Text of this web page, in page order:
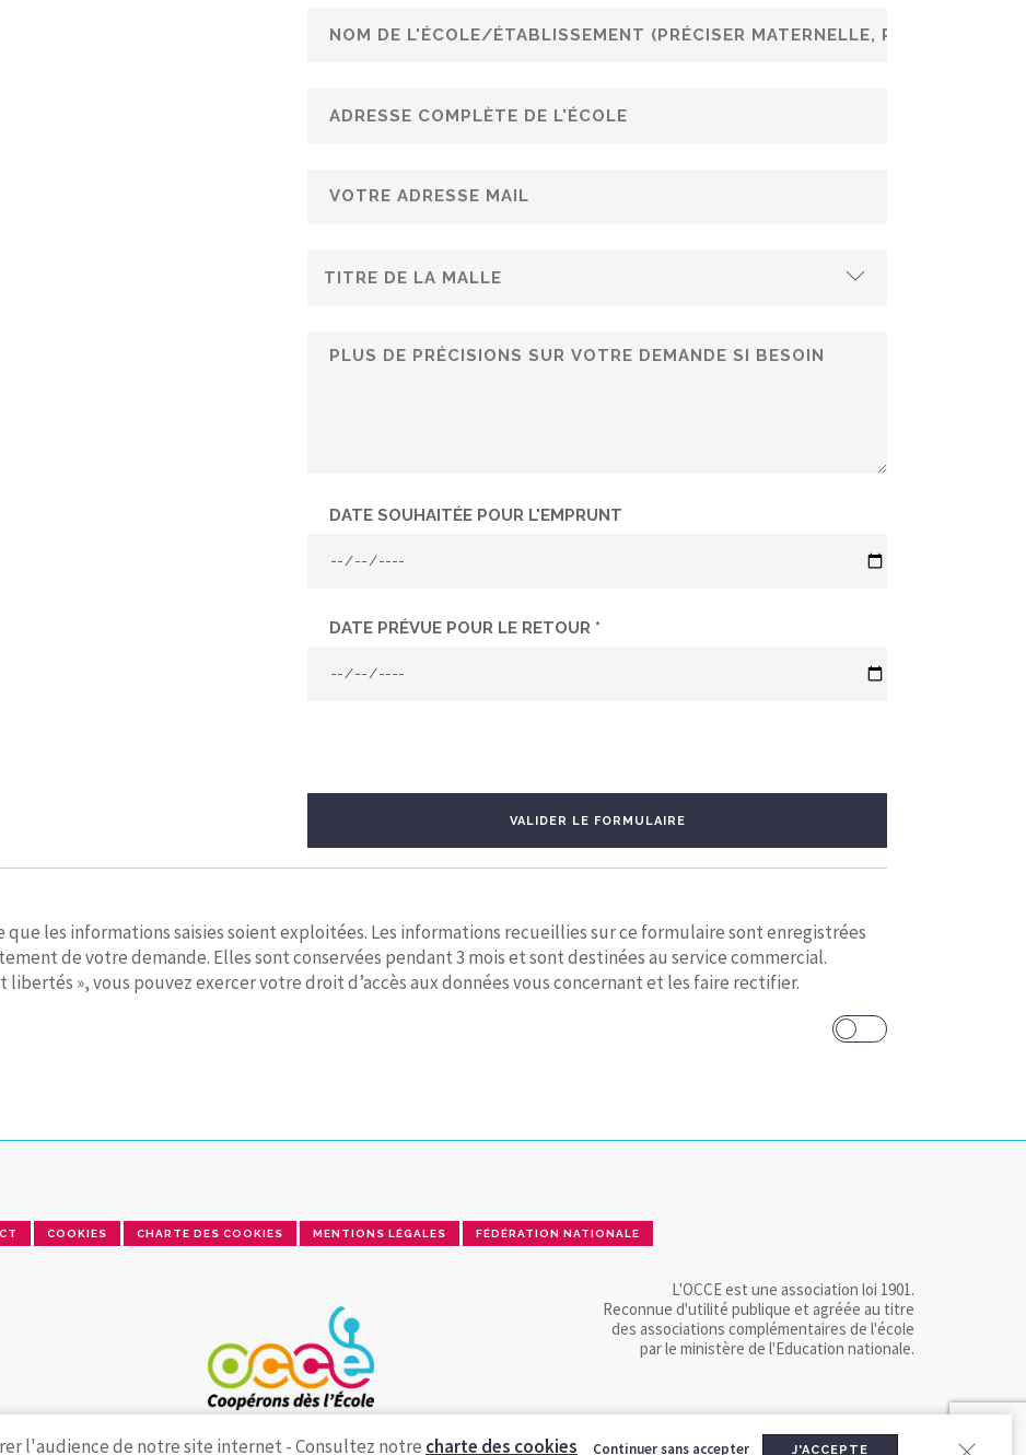
DATE SOUHAITÉE POUR L'EMPRUNT
DATE PRÉVUE POUR LE RETOUR *
VALIDER LE FORMULAIRE
les informations saisies soient exploitées. Les informations recueillies sur ce formulaire sont enregistrées
de votre demande. Elles sont conservées pendant 3 mois et sont destinées au service commercial.
», vous pouvez exercer votre droit d’accès aux données vous concernant et les faire rectifier.
COOKIES CHARTE DES COOKIES MENTIONS LÉGALES FÉDÉRATION NATIONALE
L'OCCE est une association loi 1901.
Reconnue d'utilité publique et agréée au titre
des associations complémentaires de l'école
par le ministère de l'Education nationale.
l'audience de notre site internet - Consultez notre charte des cookies Continuer sans accepter J'ACCEPTE